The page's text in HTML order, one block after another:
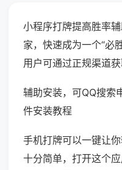
小程序打牌提高胜率
家，快速成为一个“必
用户可通过正规渠道获
辅助安装，可QQ搜
件安装教程
手机打牌可以一键让
十分简单，打开这个